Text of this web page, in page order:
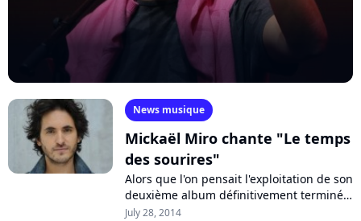
News musique
Mickaël Miro chante "Le temps
des sourires"
Alors que l'on pensait l'exploitation de son
deuxième album définitivement terminée,
Mickaël Miro en propose un nouvel
July 28, 2014